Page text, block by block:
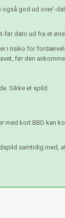
god ud over’-
dato ud fra et
i risiko for
før den
Sikke et spild.
med kort BBD kan
samtidig